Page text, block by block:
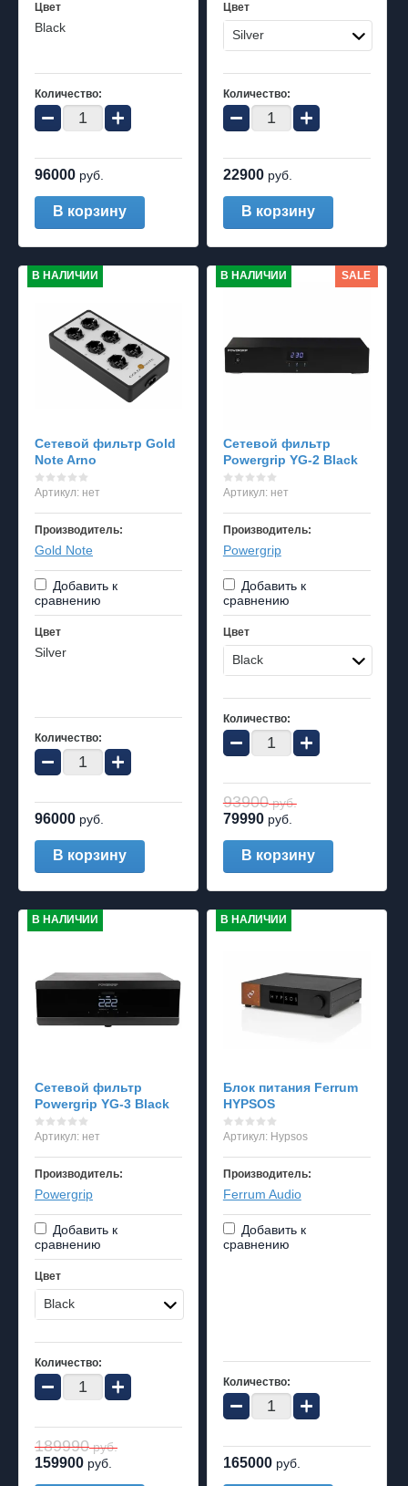
Цвет
Black
Количество:
− +
96000 руб.
В корзину
Цвет
Silver
Количество:
− +
22900 руб.
В корзину
В НАЛИЧИИ
Сетевой фильтр Gold
Note Arno
Артикул: нет
Производитель:
Gold Note
Добавить к
сравнению
Цвет
Silver
Количество:
− +
96000 руб.
В корзину
В НАЛИЧИИ SALE
Сетевой фильтр
Powergrip YG-2 Black
Артикул:нет
Производитель:
Powergrip
Добавить к
сравнению
Цвет
Black
Количество:
− +
93900руб.
79990 руб.
В корзину
В НАЛИЧИИ
Сетевой фильтр
Powergrip YG-3 Black
Артикул: нет
Производитель:
Powergrip
Добавить к
сравнению
Цвет
Black
Количество:
− +
189990руб.
159900 руб.
В НАЛИЧИИ
Блок питания Ferrum
HYPSOS
Артикул:Hypsos
Производитель:
Ferrum Audio
Добавить к
сравнению
Количество:
− +
165000 руб.